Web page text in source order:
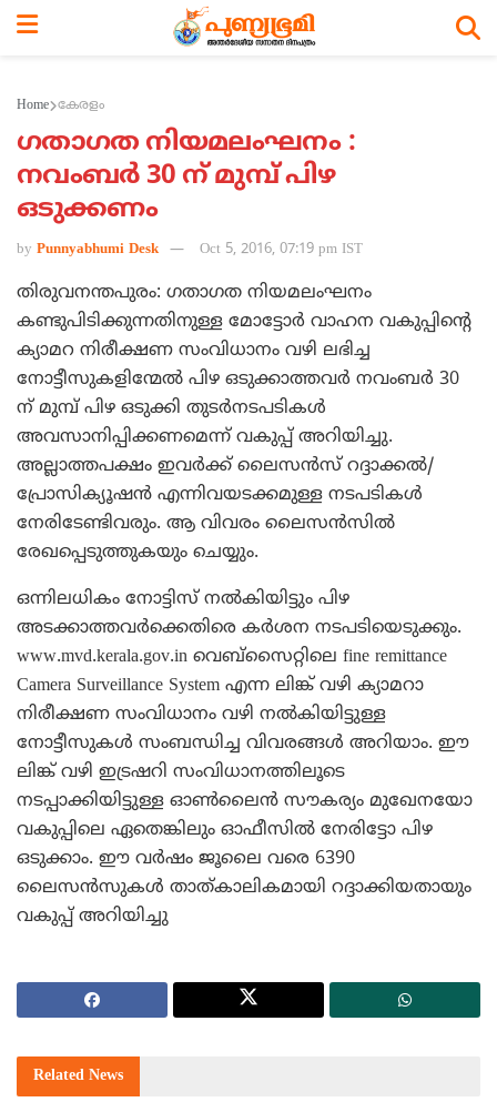
Home കേരളം
ഗതാഗത നിയമലംഘനം :
നവംബര്‍ 30 ന് മുമ്പ് പിഴ
ഒടുക്കണം
by Punnyabhumi Desk Oct 5, 2016, 07:19 pm IST
തിരുവനന്തപുരം: ഗതാഗത നിയമലംഘനം
കണ്ടുപിടിക്കുന്നതിനുള്ള മോട്ടോര്‍ വാഹന വകുപ്പിന്റെ
ക്യാമറ നിരീക്ഷണ സംവിധാനം വഴി ലഭിച്ച
നോട്ടീസുകളിന്മേല്‍ പിഴ ഒടുക്കാത്തവര്‍ നവംബര്‍ 30
ന് മുമ്പ് പിഴ ഒടുക്കി തുടര്‍നടപടികള്‍
അവസാനിപ്പിക്കണമെന്ന് വകുപ്പ് അറിയിച്ചു.
അല്ലാത്തപക്ഷം ഇവര്‍ക്ക് ലൈസന്‍സ് റദ്ദാക്കല്‍/
പ്രോസിക്യൂഷന്‍ എന്നിവയടക്കമുള്ള നടപടികള്‍
നേരിടേണ്ടിവരും. ആ വിവരം ലൈസന്‍സില്‍
രേഖപ്പെടുത്തുകയും ചെയ്യും.
ഒന്നിലധികം നോട്ടിസ് നല്‍കിയിട്ടും പിഴ
അടക്കാത്തവര്‍ക്കെതിരെ കര്‍ശന നടപടിയെടുക്കും.
www.mvd.kerala.gov.in വെബ്‌സൈറ്റിലെ fine remittance
Camera Surveillance System എന്ന ലിങ്ക് വഴി ക്യാമറാ
നിരീക്ഷണ സംവിധാനം വഴി നല്‍കിയിട്ടുള്ള
നോട്ടീസുകള്‍ സംബന്ധിച്ച വിവരങ്ങള്‍ അറിയാം. ഈ
ലിങ്ക് വഴി ഇട്രഷറി സംവിധാനത്തിലൂടെ
നടപ്പാക്കിയിട്ടുള്ള ഓണ്‍ലൈന്‍ സൗകര്യം മുഖേനയോ
വകുപ്പിലെ ഏതെങ്കിലും ഓഫീസില്‍ നേരിട്ടോ പിഴ
ഒടുക്കാം. ഈ വര്‍ഷം ജൂലൈ വരെ 6390
ലൈസന്‍സുകള്‍ താത്കാലികമായി റദ്ദാക്കിയതായും
വകുപ്പ് അറിയിച്ചു
Related News